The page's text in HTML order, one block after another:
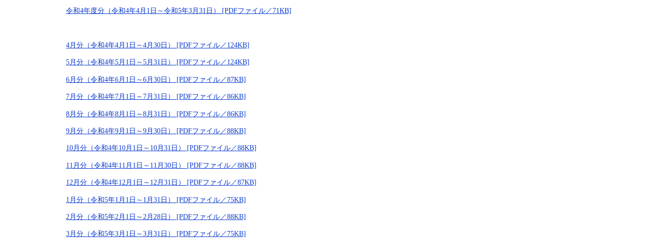
令和4年度分（令和4年4月1日～令和5年3月31日） [PDFファイル／71KB]
4月分（令和4年4月1日～4月30日） [PDFファイル／124KB]
5月分（令和4年5月1日～5月31日） [PDFファイル／124KB]
6月分（令和4年6月1日～6月30日） [PDFファイル／87KB]
7月分（令和4年7月1日～7月31日） [PDFファイル／86KB]
8月分（令和4年8月1日～8月31日） [PDFファイル／86KB]
9月分（令和4年9月1日～9月30日） [PDFファイル／88KB]
10月分（令和4年10月1日～10月31日） [PDFファイル／88KB]
11月分（令和4年11月1日～11月30日） [PDFファイル／88KB]
12月分（令和4年12月1日～12月31日） [PDFファイル／87KB]
1月分（令和5年1月1日～1月31日） [PDFファイル／75KB]
2月分（令和5年2月1日～2月28日） [PDFファイル／88KB]
3月分（令和5年3月1日～3月31日） [PDFファイル／75KB]